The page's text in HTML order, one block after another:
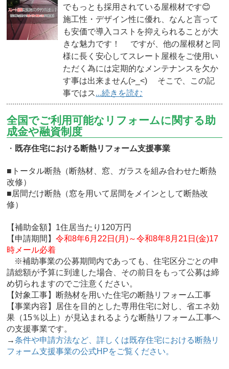
でもっとも採用されている屋根材です😊
施工性・デザイン性に優れ、なんと言って
も安価で導入コストを抑えられることが大
きな魅力です！ ですが、他の屋根材と同
様に長く安心してスレート屋根をご使用い
ただく為には定期的なメンテナンスを欠か
す事は出来ません(>_<) そこで、この記
事ではス...続きを読む
全国でご利用可能なリフォームに関する助
成金や融資制度
・ 既存住宅における断熱リフォーム支援事業
■トータル断熱（断熱材、窓、ガラスを組み合わせた断熱
改修）
■居間だけ断熱（窓を用いて居間をメインとして断熱改
修）
【補助金額】1住居当たり120万円
【申請期間】令和8年6月22日(月)～令和8年8月21日(金)17
時メール必着
※補助事業の公募期間内であっても、住宅区分ごとの申
請総額が予算に到達した場合、その前日をもって公募は締
め切られますのでご注意ください。
【対象工事】断熱材を用いた住宅の断熱リフォーム工事
【事業内容】居住を目的とした専用住宅に対し、省エネ効
果（15％以上）が見込まれるような断熱リフォーム工事へ
の支援事業です。
→条件や申請方法など、詳しくは既存住宅における断熱リ
フォーム支援事業の公式HPをご覧ください。